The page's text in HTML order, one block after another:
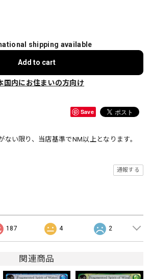
shipping available
Add to cart
国内にお住まいの方向け
Save
ない限り、当店基準でNM以上となります。
通報する
187 4 2
関連商品